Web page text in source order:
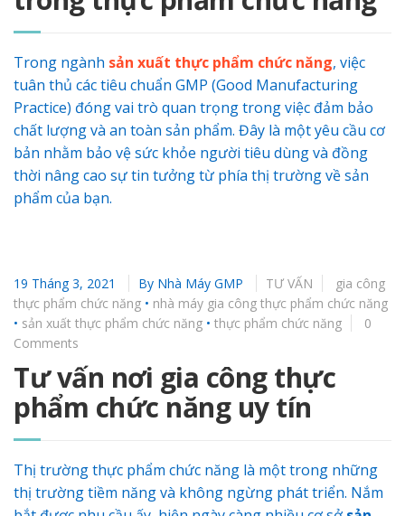
Trong ngành sản xuất thực phẩm chức năng, việc
tuân thủ các tiêu chuẩn GMP (Good Manufacturing
Practice) đóng vai trò quan trọng trong việc đảm bảo
chất lượng và an toàn sản phẩm. Đây là một yêu cầu cơ
bản nhằm bảo vệ sức khỏe người tiêu dùng và đồng
thời nâng cao sự tin tưởng từ phía thị trường về sản
phẩm của bạn.
19 Tháng 3, 2021 By Nhà Máy GMP TƯ VẤN
gia công
thực phẩm chức năng • nhà máy gia công thực phẩm chức năng
• sản xuất thực phẩm chức năng • thực phẩm chức năng
0
Comments
Tư vấn nơi gia công thực
phẩm chức năng uy tín
Thị trường thực phẩm chức năng là một trong những
thị trường tiềm năng và không ngừng phát triển. Nắm